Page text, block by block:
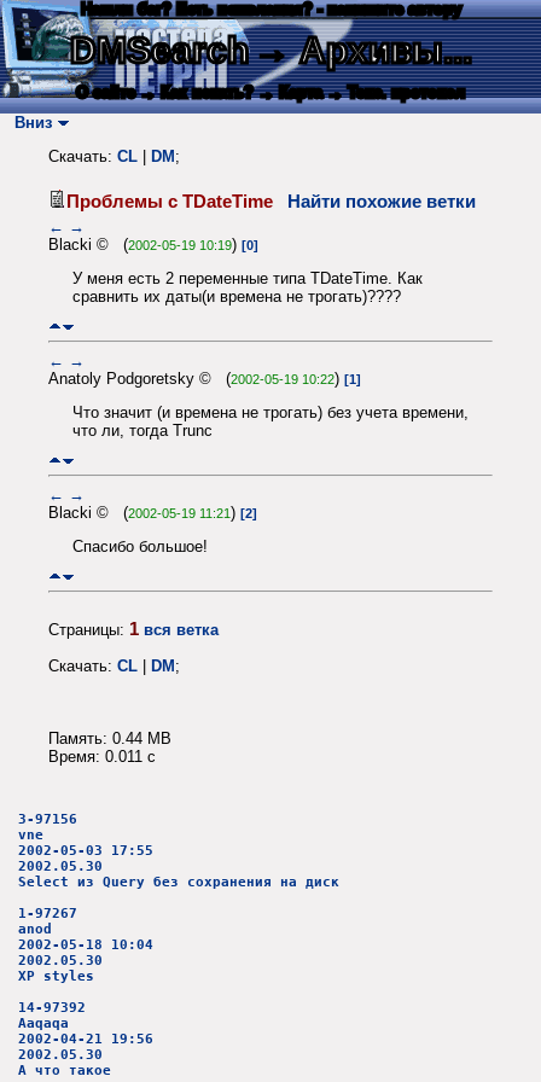
Нашли баг? Есть пожелания? - напишите автору
DMSearch→ Архивы...
О сайте → Как искать? → Карта → Текс. протокол
Вниз
Скачать: CL DM ;
Проблемы с TDateTime Найти похожие ветки
← →
Blacki © (2002-05-19 10:19) [0]
У меня есть 2 переменные типа TDateTime. Как
сравнить их даты(и времена не трогать)????
← →
Anatoly Podgoretsky © (2002-05-19 10:22) [1]
Что значит (и времена не трогать) без учета времени,
что ли, тогда Trunc
← →
Blacki © (2002-05-19 11:21) [2]
Спасибо большое!
Страницы: 1 вся ветка
Скачать: CL | DM;
Память: 0.44 MB
Время: 0.011 c
3-97156
vne
2002-05-03 17:55
2002.05.30
Select из Query без сохранения на диск
1-97267
anod
2002-05-18 10:04
2002.05.30
XP styles
14-97392
Aaqaqa
2002-04-21 19:56
2002.05.30
А что такое